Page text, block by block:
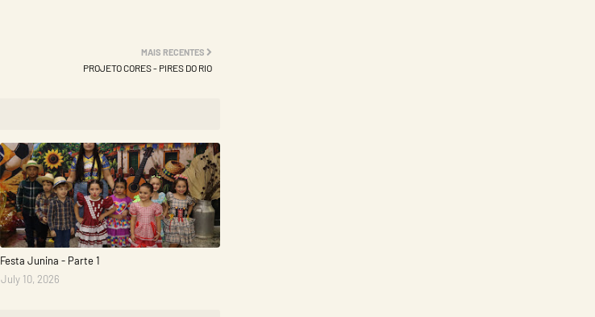
MAIS RECENTES
PROJETO CORES - PIRES DO RIO
Festa Junina - Parte 1
July 10, 2026